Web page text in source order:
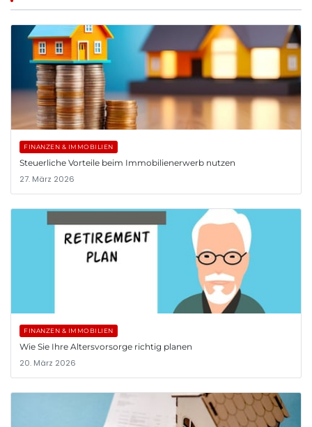
FINANZEN & IMMOBILIEN
Steuerliche Vorteile beim Immobilienerwerb nutzen
27. März 2026
FINANZEN & IMMOBILIEN
Wie Sie Ihre Altersvorsorge richtig planen
20. März 2026